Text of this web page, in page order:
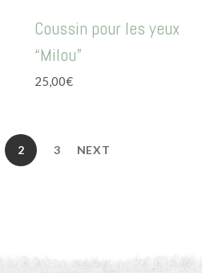
Coussin pour les yeux
“Milou”
25,00€
2 3 NEXT